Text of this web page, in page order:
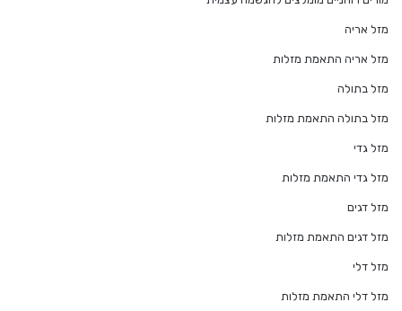
מזל אריה
מזל אריה התאמת מזלות
מזל בתולה
מזל בתולה התאמת מזלות
מזל גדי
מזל גדי התאמת מזלות
מזל דגים
מזל דגים התאמת מזלות
מזל דלי
מזל דלי התאמת מזלות